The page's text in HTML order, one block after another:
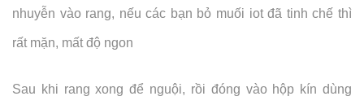
nhuyễn vào rang, nếu các bạn bỏ muối iot đã tinh chế thì
rất mặn, mất độ ngon
Sau khi rang xong để nguội, rồi đóng vào hộp kín dùng